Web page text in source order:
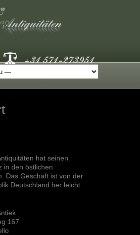
hat seinen
in den östlichen
Das Geschäft ist von der
Deutschland her leicht
167